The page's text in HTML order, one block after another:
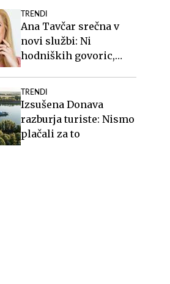
TRENDI
Ana Tavčar srečna v
novi službi: Ni
hodniških govoric,
TRENDI
Izsušena Donava
razburja turiste: Nismo
plačali za to